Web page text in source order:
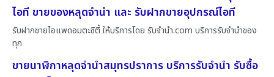
ไอที ขายของหลุดจำนำ และ รับฝากขายอุปกรณ์ไอที
รับฝากขายไอแพดอมตะซิตี้ ให้บริการโดย รับจํานํา.com บริการรับจำนำของ
ทุก
ขายนาฬิกาหลุดจำนำสมุทรปราการ บริการรับจำนำ รับซื้อ